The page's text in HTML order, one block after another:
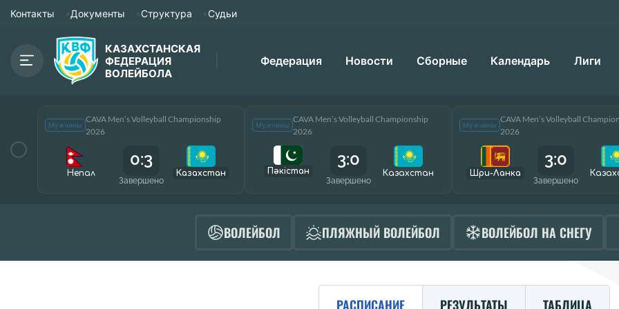
Контакты Документы Структура Судьи
КАЗАХСТАНСКАЯ
ФЕДЕРАЦИЯ
ВОЛЕЙБОЛА
Федерация Новости Сборные Календарь Лиги
Мужчины
CAVA Men’s Volleyball Championship
2026
Непал
0:3
Завершено
Казахстан
Мужчины
CAVA Men’s Volleyball Championship
2026
Пәкістан
3:0
Завершено
Казахстан
Мужчины
CAVA Men’s Volleyball
2026
Шри-Ланка
3:0
Завершено
ВОЛЕЙБОЛ ПЛЯЖНЫЙ ВОЛЕЙБОЛ ВОЛЕЙБОЛ НА СНЕГУ
РАСПИСАНИЕ РЕЗУЛЬТАТЫ ТАБЛИЦА